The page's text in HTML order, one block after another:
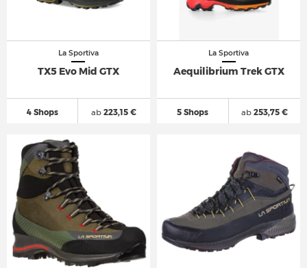
La Sportiva
TX5 Evo Mid GTX
4 Shops ab 223,15 €
La Sportiva
Aequilibrium Trek GTX
5 Shops ab253,75 €